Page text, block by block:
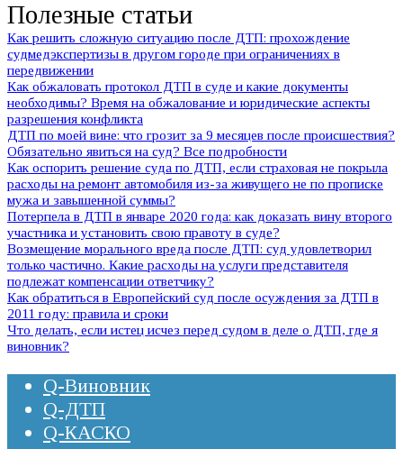
Полезные статьи
Как решить сложную ситуацию после ДТП: прохождение
судмедэкспертизы в другом городе при ограничениях в
передвижении
Как обжаловать протокол ДТП в суде и какие документы
необходимы? Время на обжалование и юридические аспекты
разрешения конфликта
ДТП по моей вине: что грозит за 9 месяцев после происшествия?
Обязательно явиться на суд? Все подробности
Как оспорить решение суда по ДТП, если страховая не покрыла
расходы на ремонт автомобиля из-за живущего не по прописке
мужа и завышенной суммы?
Потерпела в ДТП в январе 2020 года: как доказать вину второго
участника и установить свою правоту в суде?
Возмещение морального вреда после ДТП: суд удовлетворил
только частично. Какие расходы на услуги представителя
подлежат компенсации ответчику?
Как обратиться в Европейский суд после осуждения за ДТП в
2011 году: правила и сроки
Что делать, если истец исчез перед судом в деле о ДТП, где я
виновник?
Q-Виновник
Q-ДТП
Q-КАСКО